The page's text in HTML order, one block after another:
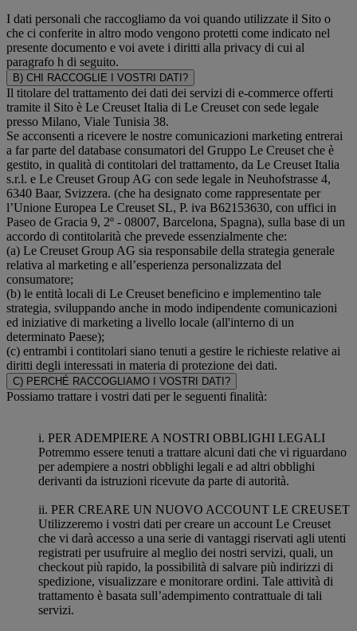
I dati personali che raccogliamo da voi quando utilizzate il Sito o
che ci conferite in altro modo vengono protetti come indicato nel
presente documento e voi avete i diritti alla privacy di cui al
paragrafo h di seguito.
B) CHI RACCOGLIE I VOSTRI DATI?
Il titolare del trattamento dei dati dei servizi di e-commerce offerti
tramite il Sito è Le Creuset Italia di Le Creuset con sede legale
presso Milano, Viale Tunisia 38.
Se acconsenti a ricevere le nostre comunicazioni marketing entrerai
a far parte del database consumatori del Gruppo Le Creuset che è
gestito, in qualità di contitolari del trattamento, da Le Creuset Italia
s.r.l. e Le Creuset Group AG con sede legale in Neuhofstrasse 4,
6340 Baar, Svizzera. (che ha designato come rappresentate per
l’Unione Europea Le Creuset SL, P. iva B62153630, con uffici in
Paseo de Gracia 9, 2º - 08007, Barcelona, Spagna), sulla base di un
accordo di contitolarità che prevede essenzialmente che:
(a) Le Creuset Group AG sia responsabile della strategia generale
relativa al marketing e all’esperienza personalizzata del
consumatore;
(b) le entità locali di Le Creuset beneficino e implementino tale
strategia, sviluppando anche in modo indipendente comunicazioni
ed iniziative di marketing a livello locale (all'interno di un
determinato Paese);
(c) entrambi i contitolari siano tenuti a gestire le richieste relative ai
diritti degli interessati in materia di protezione dei dati.
C) PERCHÉ RACCOGLIAMO I VOSTRI DATI?
Possiamo trattare i vostri dati per le seguenti finalità:
i. PER ADEMPIERE A NOSTRI OBBLIGHI LEGALI
Potremmo essere tenuti a trattare alcuni dati che vi riguardano
per adempiere a nostri obblighi legali e ad altri obblighi
derivanti da istruzioni ricevute da parte di autorità.
ii. PER CREARE UN NUOVO ACCOUNT LE CREUSET
Utilizzeremo i vostri dati per creare un account Le Creuset
che vi darà accesso a una serie di vantaggi riservati agli utenti
registrati per usufruire al meglio dei nostri servizi, quali, un
checkout più rapido, la possibilità di salvare più indirizzi di
spedizione, visualizzare e monitorare ordini. Tale attività di
trattamento è basata sull’adempimento contrattuale di tali
servizi.